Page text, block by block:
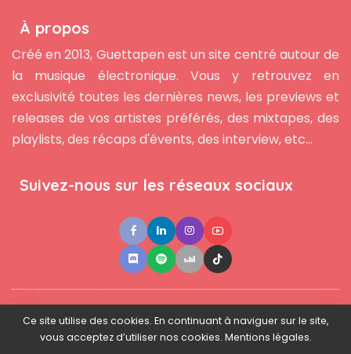
À propos
Créé en 2013, Guettapen est un site centré autour de
la musique électronique. Vous y retrouvez en
exclusivité toutes les dernières news, les previews et
releases de vos artistes préférés, des mixtapes, des
playlists, des récaps d'évents, des interview, etc...
Suivez-nous sur les réseaux sociaux
Contact ●Newsletter ● L'équipe ● Mentions légales
Ce site utilise des cookies. En continuant à naviguer sur le site,
vous acceptez d’utiliser nos cookies. Mentions légales.